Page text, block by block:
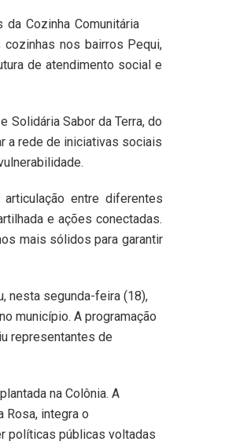
Cozinha Comunitária
cozinhas nos bairros Pequi,
de atendimento social e
Solidária Sabor da Terra, do
a rede de iniciativas sociais
entre diferentes
e ações conectadas.
mais sólidos para garantir
nesta segunda-feira (18),
município. A programação
representantes de
na Colônia. A
Rosa, integra o
políticas públicas voltadas